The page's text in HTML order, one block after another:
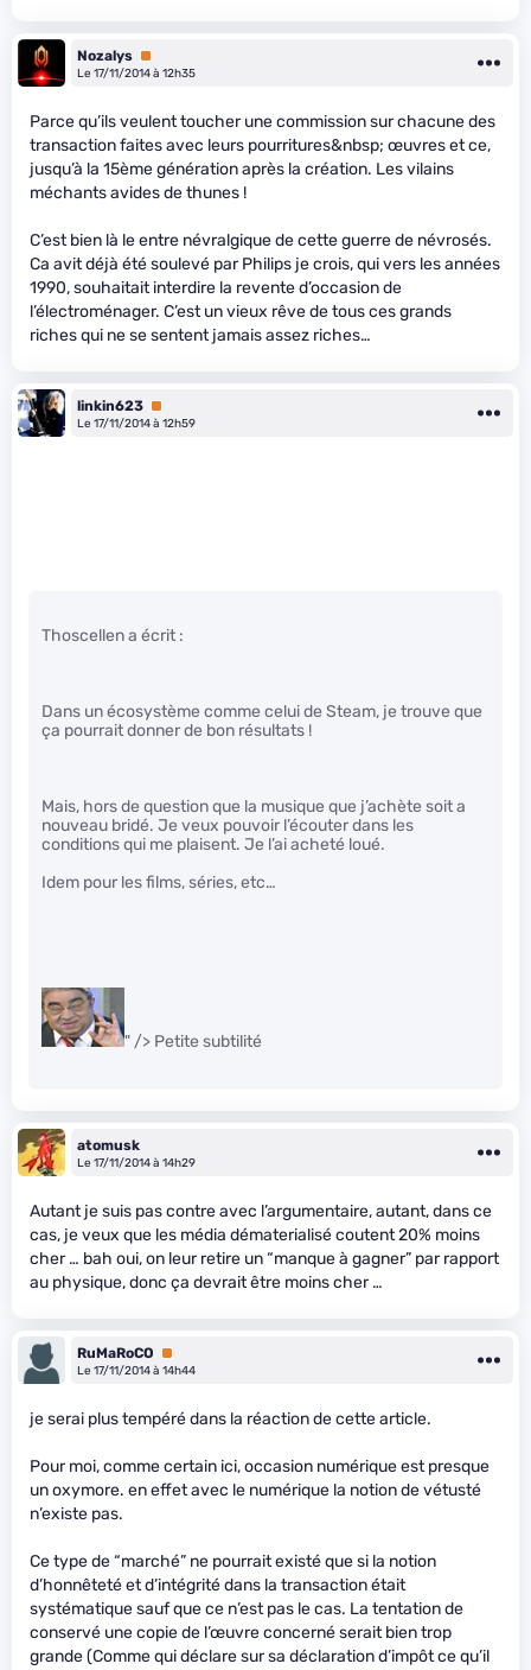
Nozalys Premium
Le 17/11/2014 à 12h35
Parce qu’ils veulent toucher une commission sur chacune des
transaction faites avec leurs pourritures&nbsp; œuvres et ce,
jusqu’à la 15ème génération après la création. Les vilains
méchants avides de thunes !
C’est bien là le entre névralgique de cette guerre de névrosés.
Ca avit déjà été soulevé par Philips je crois, qui vers les années
1990, souhaitait interdire la revente d’occasion de
l’électroménager. C’est un vieux rêve de tous ces grands
riches qui ne se sentent jamais assez riches…
linkin623 Premium
Le 17/11/2014 à 12h59
Thoscellen a écrit :
Dans un écosystème comme celui de Steam, je trouve que
ça pourrait donner de bon résultats !
Mais, hors de question que la musique que j’achète soit a
nouveau bridé. Je veux pouvoir l’écouter dans les
conditions qui me plaisent. Je l’ai acheté loué.
Idem pour les films, séries, etc…
" /> Petite subtilité
atomusk
Le 17/11/2014 à 14h29
Autant je suis pas contre avec l’argumentaire, autant, dans ce
cas, je veux que les média dématerialisé coutent 20% moins
cher … bah oui, on leur retire un “manque à gagner” par rapport
au physique, donc ça devrait être moins cher …
RuMaRoCO
Premium
Le 17/11/2014 à 14h44
je serai plus tempéré dans la réaction de cette article.
Pour moi, comme certain ici, occasion numérique est presque
un oxymore. en effet avec le numérique la notion de vétusté
n’existe pas.
Ce type de “marché” ne pourrait existé que si la notion
d’honnêteté et d’intégrité dans la transaction était
systématique sauf que ce n’est pas le cas. La tentation de
conservé une copie de l’œuvre concerné serait bien trop
grande (Comme qui déclare sur sa déclaration d’impôt ce qu’il